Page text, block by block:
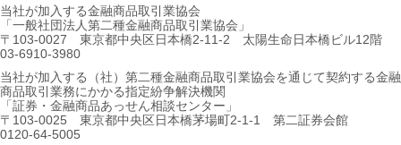
当社が加入する金融商品取引業協会
「一般社団法人第二種金融商品取引業協会」
〒103-0027 東京都中央区日本橋2-11-2 太陽生命日本橋ビル12階
03-6910-3980
当社が加入する（社）第二種金融商品取引業協会を通じて契約する金融
商品取引業務にかかる指定紛争解決機関
「証券・金融商品あっせん相談センター」
〒103-0025 東京都中央区日本橋茅場町2-1-1 第二証券会館
0120-64-5005